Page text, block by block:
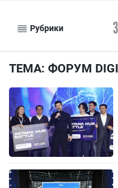
Рубрики
ТЕМА: ФОРУМ